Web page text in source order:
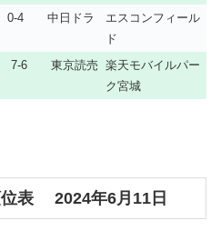
0-4 中日ドラ
エスコンフィール
ド
7-6 東京読売 楽天モバイルパー
ク宮城
位表 2024年6月11日